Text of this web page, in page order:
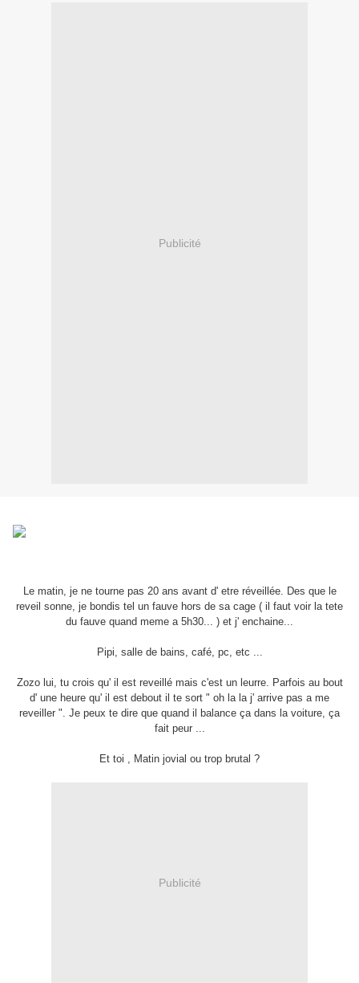
Publicité
Le matin, je ne tourne pas 20 ans avant d' etre réveillée. Des que le
reveil sonne, je bondis tel un fauve hors de sa cage ( il faut voir la tete
du fauve quand meme a 5h30... ) et j' enchaine...
Pipi, salle de bains, café, pc, etc ...
Zozo lui, tu crois qu' il est reveillé mais c'est un leurre. Parfois au bout
d' une heure qu' il est debout il te sort " oh la la j' arrive pas a me
reveiller ". Je peux te dire que quand il balance ça dans la voiture, ça
fait peur ...
Et toi , Matin jovial ou trop brutal ?
Publicité